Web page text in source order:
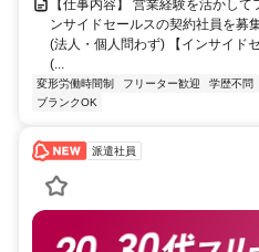
【仕事内容】 営業経験を活かし
ンサイドセールスの契約社員を募
(法人・個人問わず) 【インサイド
(...
変形労働時間制 フリーター歓迎 学歴不問
ブランクOK
派遣社員